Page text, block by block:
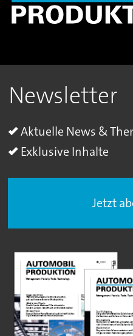
Newsletter
Aktuelle News &
Exklusive Inhalte
Jetzt